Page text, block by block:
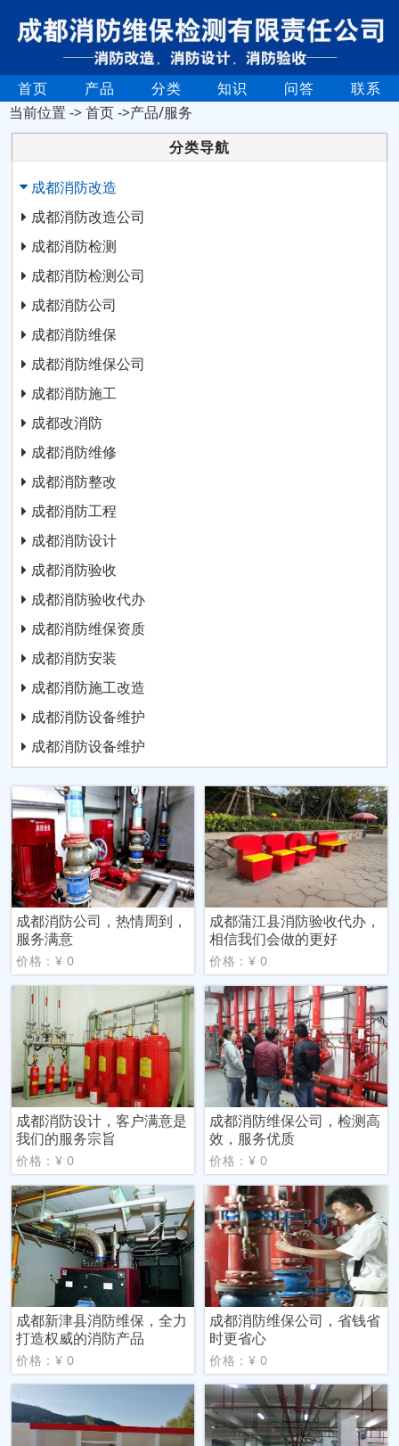
首页 产品 分类 知识 问答
联系
当前位置 ->首页->产品/服务
分类导航
成都消防改造
成都消防改造公司
成都消防检测
成都消防检测公司
成都消防公司
成都消防维保
成都消防维保公司
成都消防施工
成都改消防
成都消防维修
成都消防整改
成都消防工程
成都消防设计
成都消防验收
成都消防验收代办
成都消防维保资质
成都消防安装
成都消防施工改造
成都消防设备维护
成都消防设备维护
成都消防公司，热情周到，
服务满意
价格：¥ 0
成都蒲江县消防验收代办，
相信我们会做的更好
价格：¥ 0
成都消防设计，客户满意是
我们的服务宗旨
价格：¥ 0
成都消防维保公司，检测高
效，服务优质
价格：¥ 0
成都新津县消防维保，全力
打造权威的消防产品
价格：¥ 0
成都消防维保公司，省钱省
时更省心
价格：¥ 0